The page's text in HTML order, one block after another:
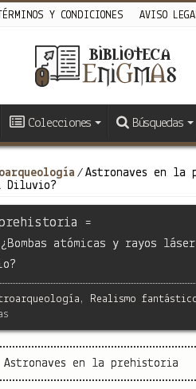
TÉRMINOS Y CONDICIONES AVISO
Colecciones Búsquedas
/ Astronaves en la
Diluvio?
=
atómicas y rayos
,
Realismo
Astronaves en la prehistoria